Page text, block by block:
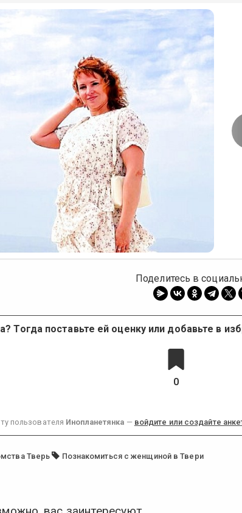
Поделитесь в
Тогда поставьте ей оценку или добавьте в
0
пользователя Инопланетянка — войдите или создайте
Тверь Познакомиться с женщиной в Твери